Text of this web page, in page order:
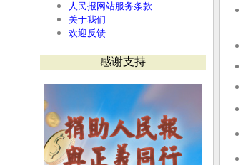
人民报网站服务条款
关于我们
欢迎反馈
感谢支持